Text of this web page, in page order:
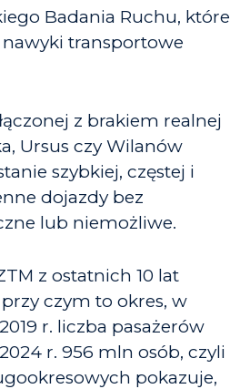
Badania Ruchu, które
nawyki transportowe
z brakiem realnej
Ursus czy Wilanów
szybkiej, częstej i
dojazdy bez
lub niemożliwe.
z ostatnich 10 lat
czym to okres, w
r. liczba pasażerów
r. 956 mln osób, czyli
pokazuje,